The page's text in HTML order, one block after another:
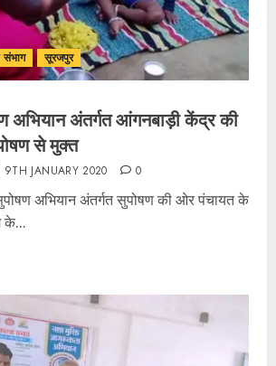
संभाग सूरजपुर
अभियान अंतर्गत आंगनबाड़ी केंद्र की
से मुक्त
9TH JANUARY 2020 0
अभियान अंतर्गत सुपोषण की ओर पंचायत के
के...